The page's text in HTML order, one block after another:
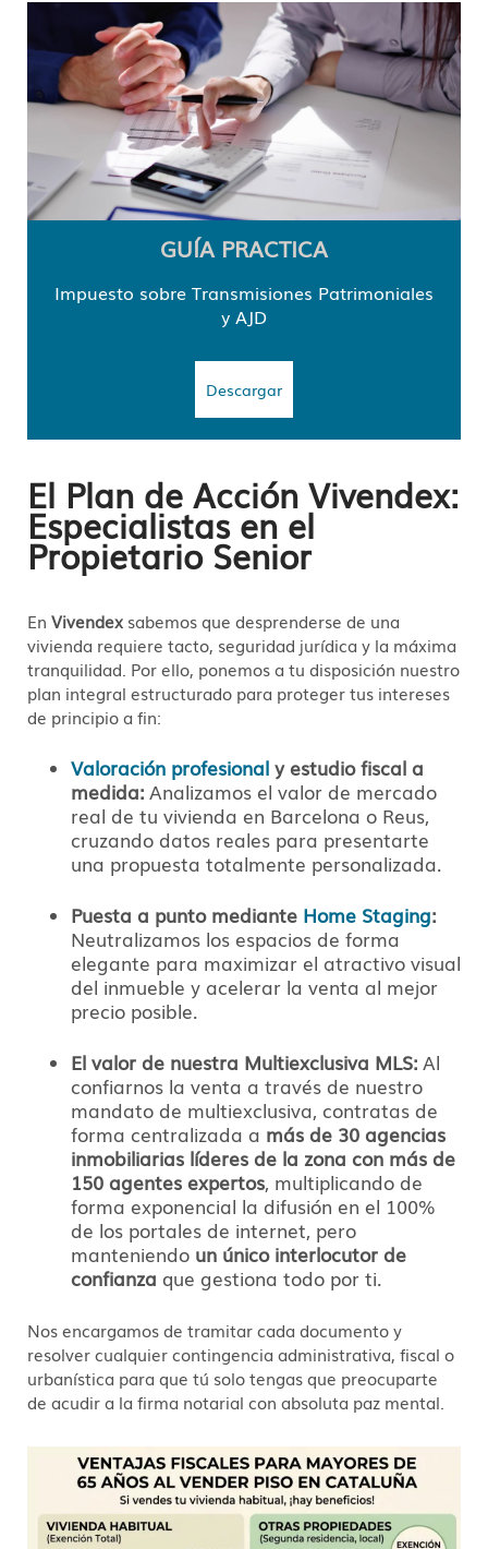
GUÍA PRACTICA
Impuesto sobre Transmisiones Patrimoniales
y AJD
Descargar
El Plan de Acción Vivendex:
Especialistas en el
Propietario Senior
En Vivendex sabemos que desprenderse de una
vivienda requiere tacto, seguridad jurídica y la máxima
tranquilidad. Por ello, ponemos a tu disposición nuestro
plan integral estructurado para proteger tus intereses
de principio a fin:
Valoración profesional y estudio fiscal a
medida: Analizamos el valor de mercado
real de tu vivienda en Barcelona o Reus,
cruzando datos reales para presentarte
una propuesta totalmente personalizada.
Puesta a punto mediante Home Staging:
Neutralizamos los espacios de forma
elegante para maximizar el atractivo visual
del inmueble y acelerar la venta al mejor
precio posible.
El valor de nuestra Multiexclusiva MLS: Al
confiarnos la venta a través de nuestro
mandato de multiexclusiva, contratas de
forma centralizada a más de 30 agencias
inmobiliarias líderes de la zona con más de
150 agentes expertos, multiplicando de
forma exponencial la difusión en el 100%
de los portales de internet, pero
manteniendo un único interlocutor de
confianza que gestiona todo por ti.
Nos encargamos de tramitar cada documento y
resolver cualquier contingencia administrativa, fiscal o
urbanística para que tú solo tengas que preocuparte
de acudir a la firma notarial con absoluta paz mental.